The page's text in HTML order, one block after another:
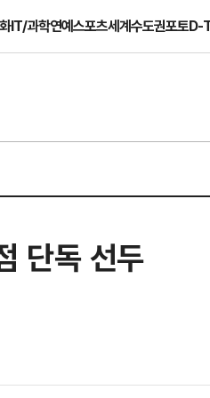
IT/과학연예스포츠세계수도권포토D-
단독 선두